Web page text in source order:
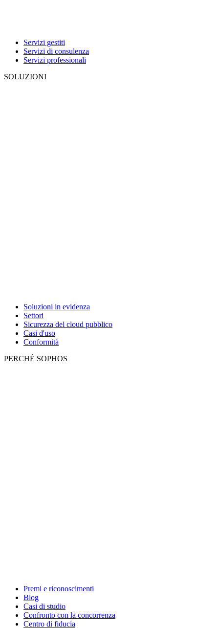
Servizi gestiti
Servizi di consulenza
Servizi professionali
SOLUZIONI
Soluzioni in evidenza
Settori
Sicurezza del cloud pubblico
Casi d'uso
Conformità
PERCHÉ SOPHOS
Premi e riconoscimenti
Blog
Casi di studio
Confronto con la concorrenza
Centro di fiducia